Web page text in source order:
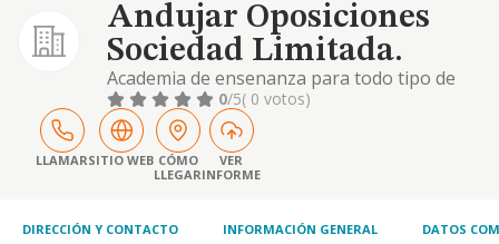
Andujar Oposiciones
Sociedad Limitada.
Academia de ensenanza para todo tipo de
oposiciones 0/5( 0 votos)
LLAMARSITIO WEB CÓMO
LLEGAR
VER
INFORME
DIRECCIÓN Y CONTACTO INFORMACIÓN GENERAL DATOS